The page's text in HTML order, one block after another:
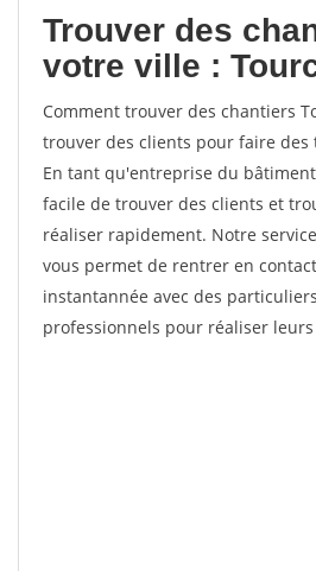
Trouver des
votre ville :
Comment trouver des chantiers
trouver des clients pour faire des
En tant qu'entreprise du
facile de trouver des clients et
réaliser rapidement. Notre
vous permet de rentrer en
instantannée avec des
professionnels pour réaliser